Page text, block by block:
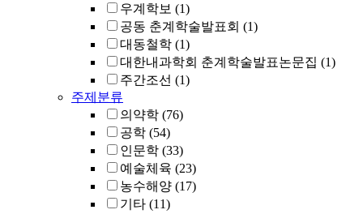
우계학보 (1)
공동 춘계학술발표회 (1)
대동철학 (1)
대한내과학회 춘계학술발표논문집 (1)
주간조선 (1)
주제분류
의약학 (76)
공학 (54)
인문학 (33)
예술체육 (23)
농수해양 (17)
기타 (11)